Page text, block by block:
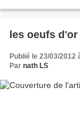
les oeufs d'or
Publié le 23/03/2012
Par nath LS